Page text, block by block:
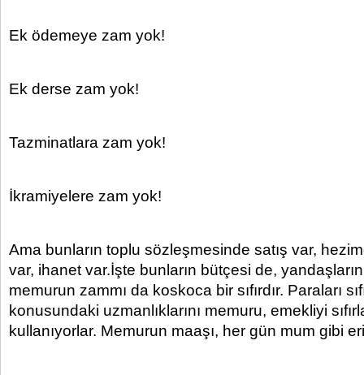
Ek ödemeye zam yok!
Ek derse zam yok!
Tazminatlara zam yok!
İkramiyelere zam yok!
Ama bunların toplu sözleşmesinde satış var,
var, ihanet var.İşte bunların bütçesi de, yandaşların
memurun zammı da koskoca bir sıfırdır. Paraları
konusundaki uzmanlıklarını memuru, emekliyi
kullanıyorlar. Memurun maaşı, her gün mum gibi